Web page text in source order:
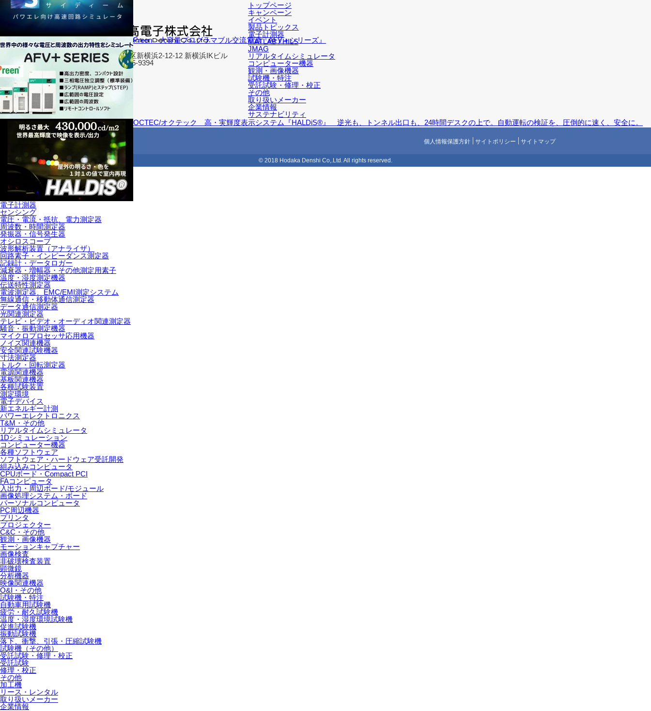
Preen 大容量プログラマブル交流電源『AFV＋シリーズ』
OCTEC/オクテック 高・実輝度表示システム『HALDiS®』 逆光も、トンネル出口も、24時間デスクの上で。自動運転の検証を、圧倒的に速く、安全に。
電子計測器
センシング
電圧・電流・抵抗、電力測定器
周波数・時間測定器
発振器・信号発生器
オシロスコープ
波形解析装置（アナライザ）
回路素子・インピーダンス測定器
記録計・データロガー
減衰器・増幅器・その他測定用素子
温度・湿度測定機器
伝送特性測定器
電波測定器、EMC/EMI測定システム
無線通信・移動体通信測定器
データ通信測定器
光関連測定器
テレビ・ビデオ・オーディオ関連測定器
騒音・振動測定機器
マイクロプロセッサ応用機器
ノイズ関連機器
安全関連試験機器
寸法測定器
トルク・回転測定器
電源関連機器
基板関連機器
各種試験装置
測定環境
電子デバイス
新エネルギー計測
パワーエレクトロニクス
T&M・その他
リアルタイムシミュレータ
1Dシミュレーション
コンピューター機器
各種ソフトウェア
ソフトウェア・ハードウェア受託開発
組み込みコンピュータ
CPUボード・Compact PCI
FAコンピュータ
入出力・周辺ボード/モジュール
画像処理システム・ボード
パーソナルコンピュータ
PC周辺機器
プリンタ
プロジェクター
C&C・その他
観測・画像機器
モーションキャプチャー
画像検査
非破壊検査装置
顕微鏡
分析機器
映像関連機器
O&I・その他
試験機・特注
自動車用試験機
疲労・耐久試験機
温度・湿度環境試験機
促進試験機
振動試験機
落下、衝撃、引張・圧縮試験機
試験機（その他）
受託試験・修理・校正
受託試験
修理・校正
その他
加工機
リース・レンタル
取り扱いメーカー
企業情報
〒222-0033
横浜市港北区新横浜2-12-12 新横浜IKビル
TEL: 045-595-9394
会社概要
営業拠点
海外拠点
アクセス
トップページ
キャンペーン
イベント
製品トピックス
電子計測器
MATLAB / HILS
JMAG
リアルタイムシミュレータ
コンピューター機器
観測・画像機器
試験機・特注
受託試験・修理・校正
その他
取り扱いメーカー
企業情報
サステナビリティ
個人情報保護方針 サイトポリシー サイトマップ
© 2018 Hodaka Denshi Co,.Ltd. All rights reserved.
お問い合わせ